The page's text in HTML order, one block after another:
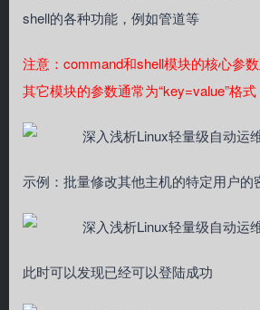
shell的各种功能，例如管道等
注意：command和shell模块的核心参
其它模块的参数通常为“key=value”格式
示例：批量修改其他主机的特定用户的
此时可以发现已经可以登陆成功